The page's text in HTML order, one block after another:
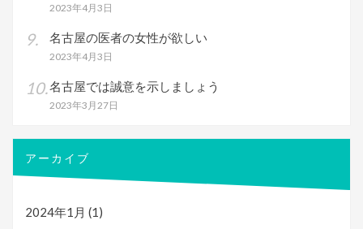
2023年4月3日
名古屋の医者の女性が欲しい
2023年4月3日
名古屋では誠意を示しましょう
2023年3月27日
アーカイブ
2024年1月 (1)